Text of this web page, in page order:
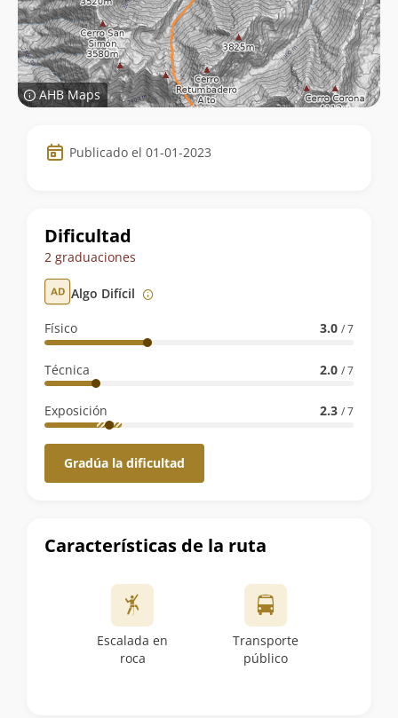
AHB Maps
Datos
de
ruta
Publicado el 01-01-2023
Dificultad
2 graduaciones
Algo Difícil
Físico 3.0 / 7
Técnica 2.0 / 7
Exposición 2.3 / 7
Gradúa la dificultad
Características de la ruta
Escalada en
roca
Transporte
público